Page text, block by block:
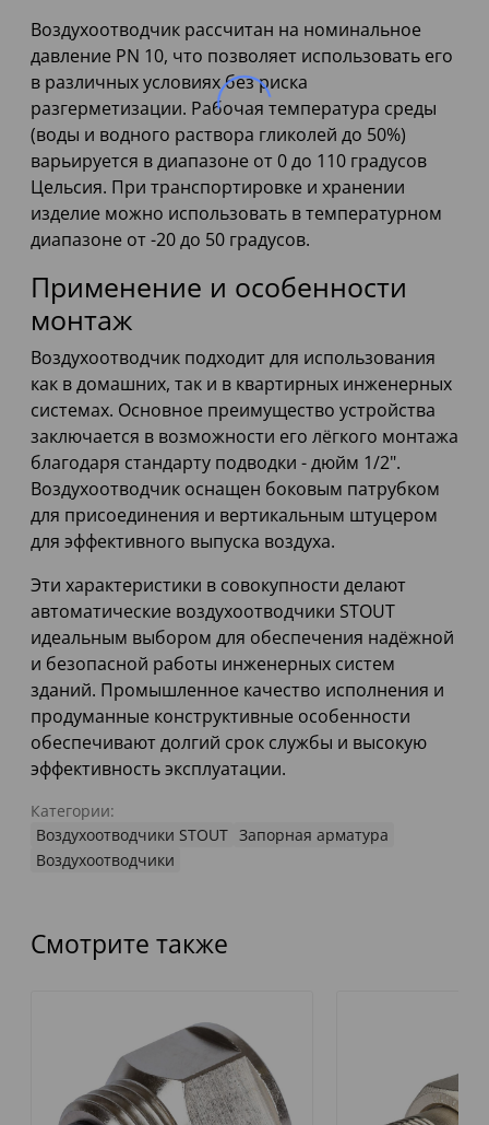
Воздухоотводчик рассчитан на номинальное
давление PN 10, что позволяет использовать его
в различных условиях без риска
разгерметизации. Рабочая температура среды
(воды и водного раствора гликолей до 50%)
варьируется в диапазоне от 0 до 110 градусов
Цельсия. При транспортировке и хранении
изделие можно использовать в температурном
диапазоне от -20 до 50 градусов.
Применение и особенности
монтаж
Воздухоотводчик подходит для использования
как в домашних, так и в квартирных инженерных
системах. Основное преимущество устройства
заключается в возможности его лёгкого монтажа
благодаря стандарту подводки - дюйм 1/2".
Воздухоотводчик оснащен боковым патрубком
для присоединения и вертикальным штуцером
для эффективного выпуска воздуха.
Эти характеристики в совокупности делают
автоматические воздухоотводчики STOUT
идеальным выбором для обеспечения надёжной
и безопасной работы инженерных систем
зданий. Промышленное качество исполнения и
продуманные конструктивные особенности
обеспечивают долгий срок службы и высокую
эффективность эксплуатации.
Категории:
Воздухоотводчики STOUT Запорная арматура
Воздухоотводчики
Смотрите также